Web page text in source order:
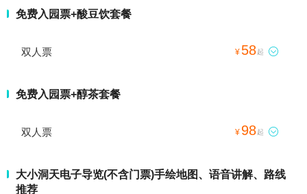
免费入园票+酸豆饮套餐
双人票 ¥ 58起 
免费入园票+醇茶套餐
双人票 ¥ 98起 
大小洞天电子导览(不含门票)手绘地图、语音讲解、路线
推荐